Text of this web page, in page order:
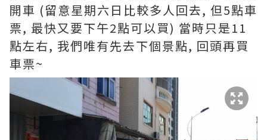
開車 (留意星期六日比較多人回去, 但5點車
票, 最快又要下午2點可以買) 當時只是11
點左右, 我們唯有先去下個景點, 回頭再買
車票~